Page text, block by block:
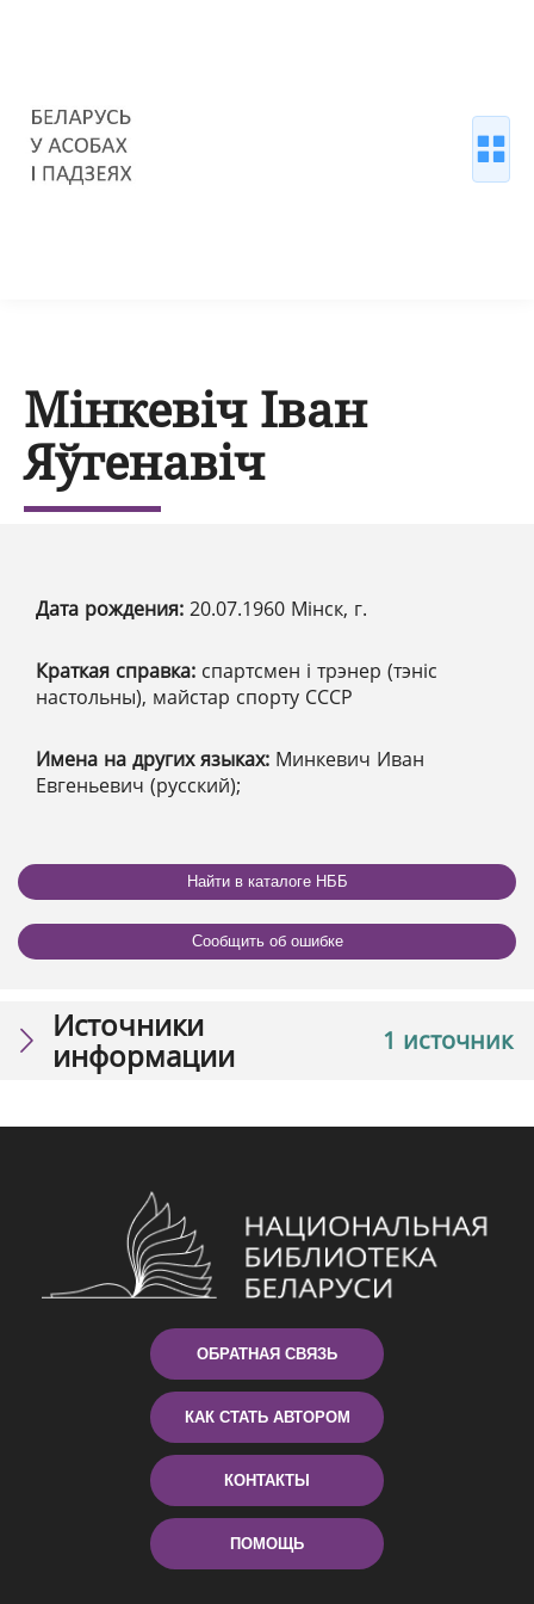
Мінкевіч Іван
Яўгенавіч
Дата рождения: 20.07.1960 Мінск, г.
Краткая справка: спартсмен і трэнер (тэніс
настольны), майстар спорту СССР
Имена на других языках: Минкевич Иван
Евгеньевич (русский);
Найти в каталоге НББ
Сообщить об ошибке
1 источник
Источники
информации
ОБРАТНАЯ СВЯЗЬ
КАК СТАТЬ АВТОРОМ
КОНТАКТЫ
ПОМОЩЬ